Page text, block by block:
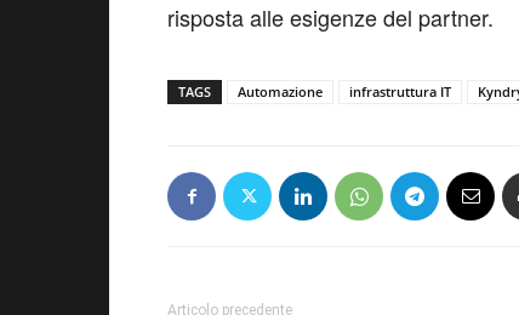
risposta alle esigenze del partner.
TAGS Automazione infrastruttura IT
Articolo precedente